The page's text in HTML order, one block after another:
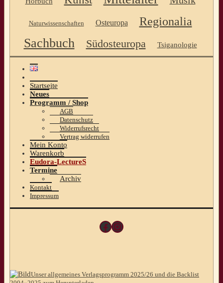
Naturwissenschaften Osteuropa Regionalia
Sachbuch Südosteuropa Tsiganologie
Startseite
Neues
Programm / Shop
AGB
Datenschutz
Widerrufsrecht
Vertrag widerrufen
Mein Konto
Warenkorb
Eudora-LectureS
Termine
Archiv
Kontakt
Impressum
Facebook
Instagram
Unser allgemeines Verlagsprogramm 2025/26 und die Backlist